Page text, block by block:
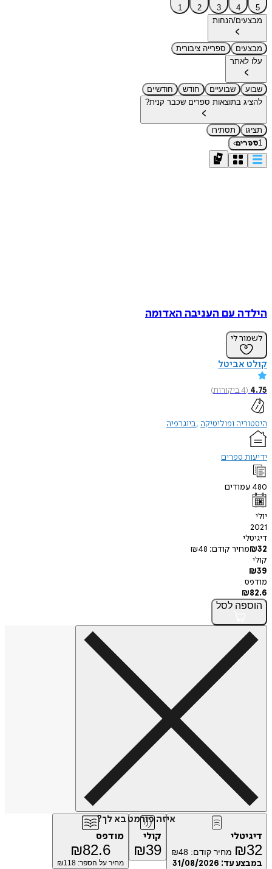
5
4
3
2
1
מבצעים/הנחות
מבצעים
ספרייה ציבורית
עלו לאתר
שבוע שבועיים חודש
חודשיים
להציג בתוצאות ספרים שכבר קנית?
תציגו
תסתירו
1ספרים›
הילדה עם העניבה האדומה
לשמור לי
קולט אביטל
4.75
(
4ביקורות)
היסטוריה ופוליטיקה ביוגרפיה
ידיעות ספרים
480 עמודים
יולי
2021
דיגיטלי
₪32 מחיר קודם: ₪48
קולי
₪39
מודפס
₪82.6
הוספה לסל
איזה פורמט בא לך?
דיגיטלי
₪32 מחיר קודם: ₪48
במבצע עד: 31/08/2026
קולי
₪39
מודפס
₪82.6
מחיר על הספר: ₪ 118